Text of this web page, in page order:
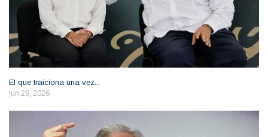
El que traiciona una vez...
Jun 29, 2026